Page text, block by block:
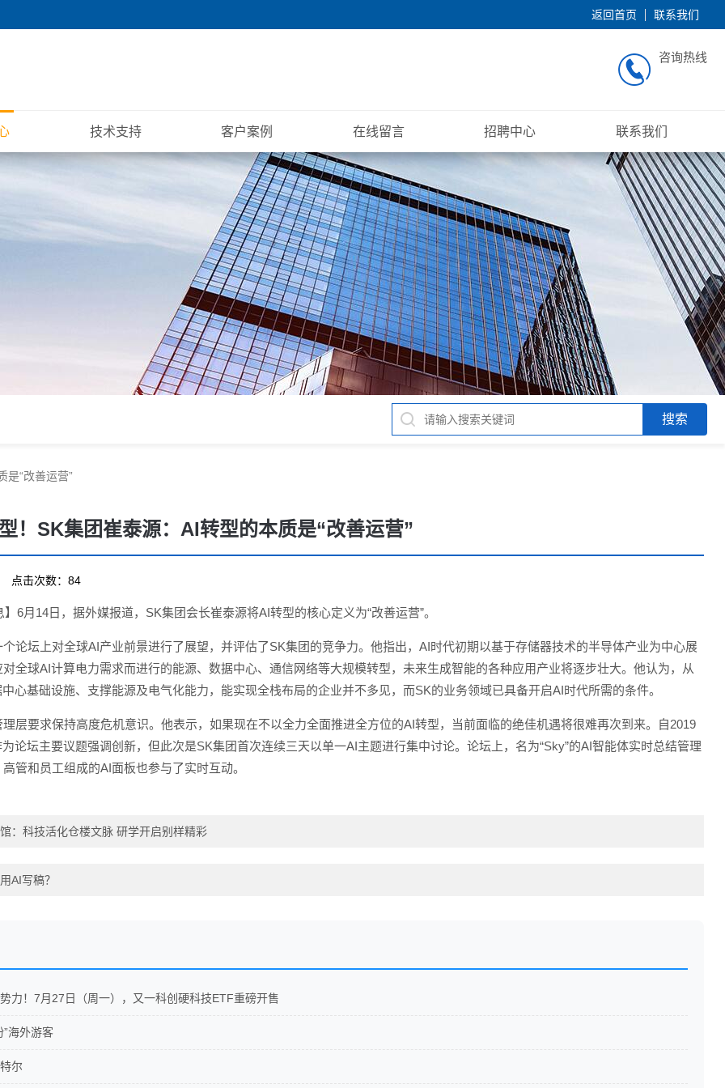
返回首页 联系我们
咨询热线
技术支持 客户案例 在线留言 招聘中心 联系我们
是“改善运营”
！SK集团崔泰源：AI转型的本质是“改善运营”
点击次数：84
6月14日，据外媒报道，SK集团会长崔泰源将AI转型的核心定义为“改善运营”。
论坛上对全球AI产业前景进行了展望，并评估了SK集团的竞争力。他指出，AI时代初期以基于存储器技术的半导体产业为中心展
全球AI计算电力需求而进行的能源、数据中心、通信网络等大规模转型，未来生成智能的各种应用产业将逐步壮大。他认为，从
心基础设施、支撑能源及电气化能力，能实现全栈布局的企业并不多见，而SK的业务领域已具备开启AI时代所需的条件。
层要求保持高度危机意识。他表示，如果现在不以全力全面推进全方位的AI转型，当前面临的绝佳机遇将很难再次到来。自2019
论坛主要议题强调创新，但此次是SK集团首次连续三天以单一AI主题进行集中讨论。论坛上，名为“Sky”的AI智能体实时总结管理
管和员工组成的AI面板也参与了实时互动。
：科技活化仓楼文脉 研学开启别样精彩
AI写稿？
力！7月27日（周一），又一科创硬科技ETF重磅开售
”海外游客
尔